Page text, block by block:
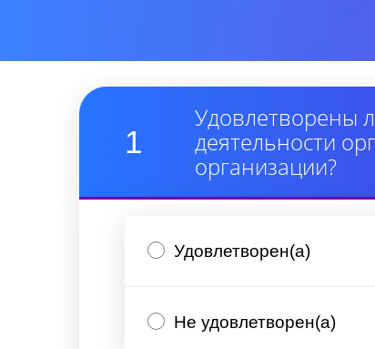
1
Удовлетворены
деятельности
организации?
Удовлетворен(а)
Не удовлетворен(а)